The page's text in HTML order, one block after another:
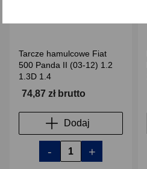
Tarcze hamulcowe Fiat
500 Panda II (03-12) 1.2
1.3D 1.4
74,87 zł brutto
Dodaj
- +